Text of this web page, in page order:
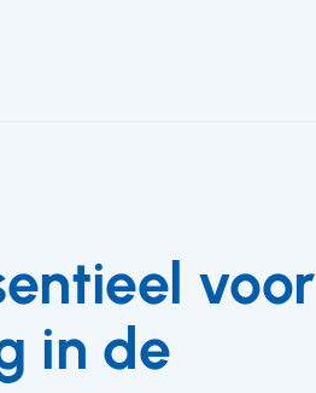
voor
in de